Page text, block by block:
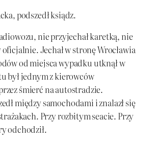
podszedł ksiądz.
nie przyjechał karetką, nie
oficjalnie. Jechał w stronę Wrocławia
od miejsca wypadku utknął w
był jednym z kierowców
śmierć na autostradzie.
między samochodami i znalazł się
Przy rozbitym seacie. Przy
odchodził.